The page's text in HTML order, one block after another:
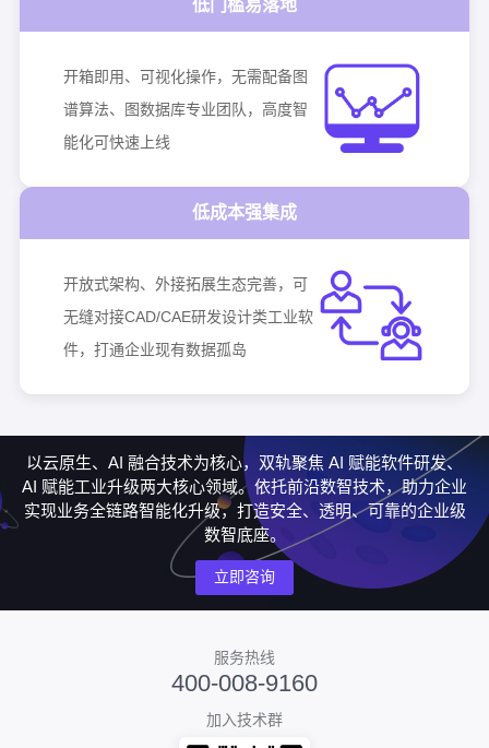
低门槛易落地
开箱即用、可视化操作，无需配备图
谱算法、图数据库专业团队，高度智
能化可快速上线
低成本强集成
开放式架构、外接拓展生态完善，可
无缝对接CAD/CAE研发设计类工业软
件，打通企业现有数据孤岛
以云原生、AI 融合技术为核心，双轨聚焦 AI 赋能软件研发、
AI 赋能工业升级两大核心领域。依托前沿数智技术，助力企业
实现业务全链路智能化升级，打造安全、透明、可靠的企业级
数智底座。
立即咨询
服务热线
400-008-9160
加入技术群